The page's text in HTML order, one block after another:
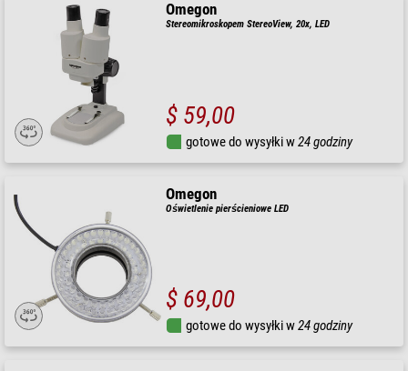
Omegon
Stereomikroskopem StereoView, 20x, LED
$ 59,00
gotowe do wysyłki w24 godziny
Omegon
Oświetlenie pierścieniowe LED
$ 69,00
gotowe do wysyłki w24 godziny